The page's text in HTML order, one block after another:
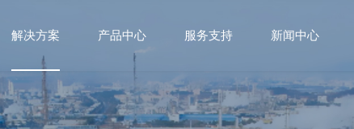
解决方案 产品中心 服务支持 新闻中心